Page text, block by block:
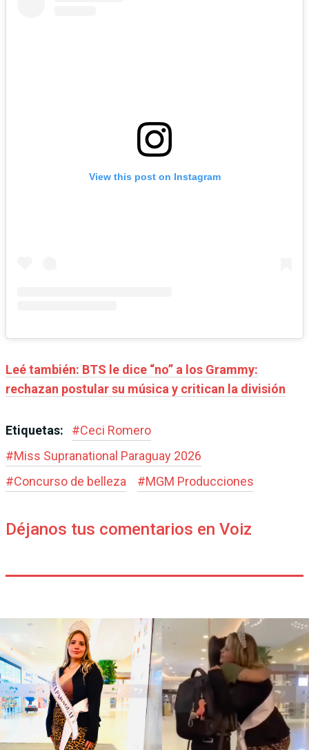
View this post on Instagram
Leé también: BTS le dice “no” a los Grammy:
rechazan postular su música y critican la división
Etiquetas: #Ceci Romero
#Miss Supranational Paraguay 2026
#Concurso de belleza #MGM Producciones
Déjanos tus comentarios en Voiz